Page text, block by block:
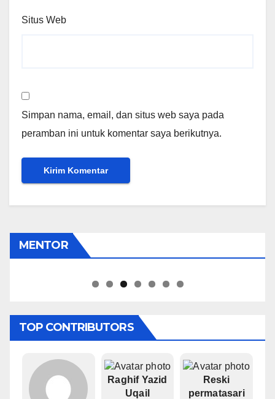
Situs Web
Simpan nama, email, dan situs web saya pada
peramban ini untuk komentar saya berikutnya.
MENTOR
Pipiet Senja
TOP CONTRIBUTORS
Raghif Yazid
Uqail
Reski
permatasari